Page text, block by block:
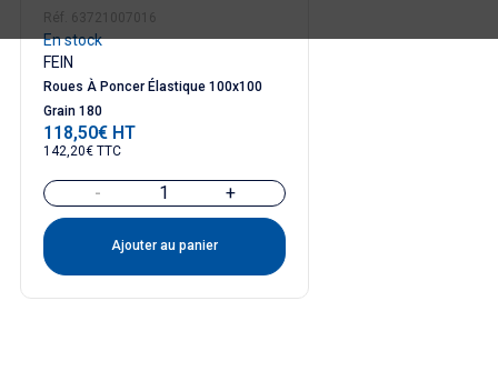
Réf. 63721007016
En stock
FEIN
Roues À Poncer Élastique 100x100
Grain 180
Prix
118,50€ HT
142,20€ TTC
- +
Ajouter au panier